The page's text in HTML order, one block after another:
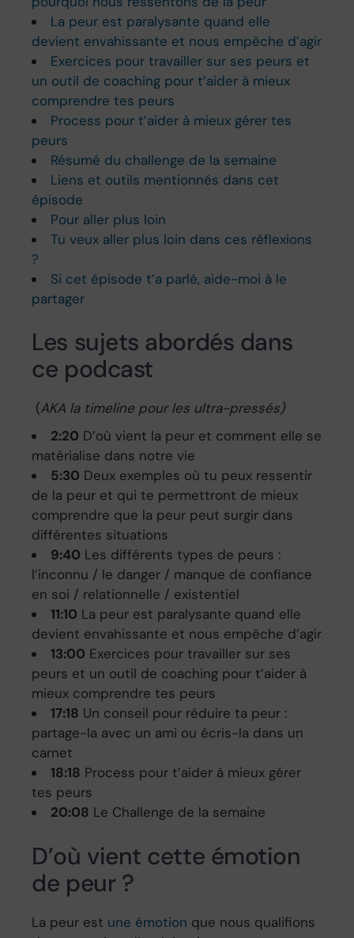
La peur est paralysante quand elle
devient envahissante et nous empêche d’agir
Exercices pour travailler sur ses peurs et
un outil de coaching pour t’aider à mieux
comprendre tes peurs
Process pour t’aider à mieux gérer tes
peurs
Résumé du challenge de la semaine
Liens et outils mentionnés dans cet
épisode
Pour aller plus loin
Tu veux aller plus loin dans ces réflexions
?
Si cet épisode t’a parlé, aide-moi à le
partager
Les sujets abordés dans
ce podcast
(AKA la timeline pour les ultra-pressés)
2:20 D’où vient la peur et comment elle se
matérialise dans notre vie
5:30 Deux exemples où tu peux ressentir
de la peur et qui te permettront de mieux
comprendre que la peur peut surgir dans
différentes situations
9:40 Les différents types de peurs :
l’inconnu / le danger / manque de confiance
en soi / relationnelle / existentiel
11:10 La peur est paralysante quand elle
devient envahissante et nous empêche d’agir
13:00 Exercices pour travailler sur ses
peurs et un outil de coaching pour t’aider à
mieux comprendre tes peurs
17:18 Un conseil pour réduire ta peur :
partage-la avec un ami ou écris-la dans un
carnet
18:18 Process pour t’aider à mieux gérer
tes peurs
20:08 Le Challenge de la semaine
D’où vient cette émotion
de peur ?
La peur est une émotion que nous qualifions